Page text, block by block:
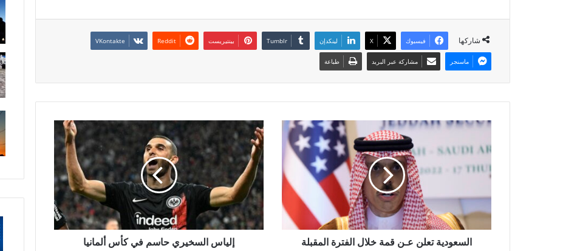
شاركها فيسبوك X لينكدإن بينتيريست
ماسنجر مشاركة عبر البريد طباعة
السعودية تعلن عـن قمة خلال الفترة المقبلة إلياس السخيري حاسم في كأس ألمانيا